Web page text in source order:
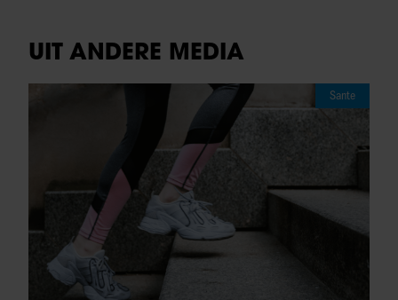
UIT ANDERE MEDIA
Sante